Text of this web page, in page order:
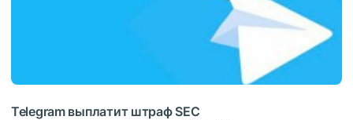
Telegram выплатит штраф SEC